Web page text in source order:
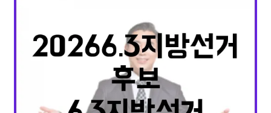
의료
부동산 외국어 교육 교통 생활 기타